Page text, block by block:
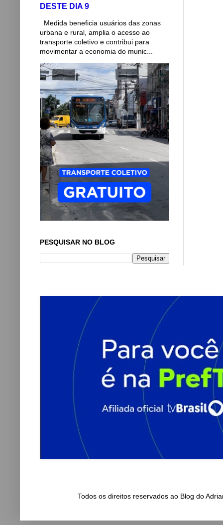
DESTE DIA 9
Medida beneficia usuários das zonas
urbana e rural, amplia o acesso ao
transporte coletivo e contribui para
movimentar a economia do munic...
PESQUISAR NO BLOG
Todos os direitos reservados ao Blog do